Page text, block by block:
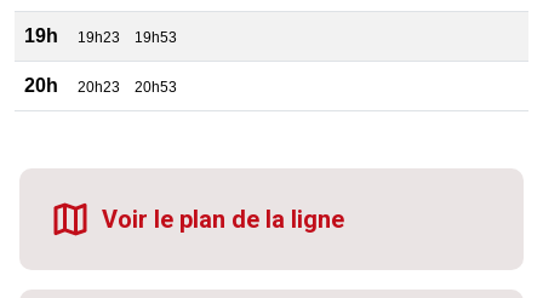
19h 19h23 19h53
20h 20h23 20h53
Voir le plan de la ligne